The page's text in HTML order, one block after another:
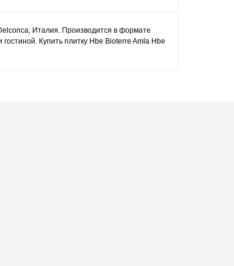
Италия. Производится в формате
Купить плитку Hbe Bioterre Amla Hbe